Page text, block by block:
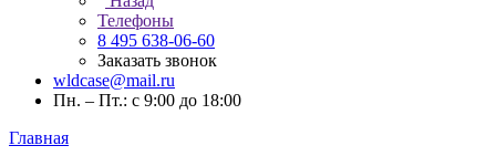
Телефоны
8 495 638-06-60
Заказать звонок
wldcase@mail.ru
Пн. – Пт.: с 9:00 до 18:00
Главная